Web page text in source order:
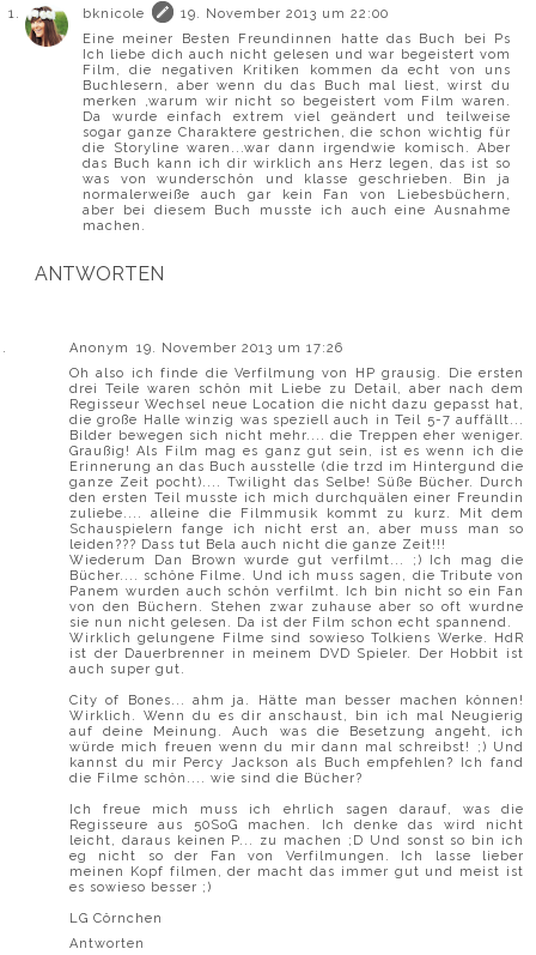
bknicole
19. November 2013 um 22:00
Eine meiner Besten Freundinnen hatte das Buch bei Ps
Ich liebe dich auch nicht gelesen und war begeistert vom
Film, die negativen Kritiken kommen da echt von uns
Buchlesern, aber wenn du das Buch mal liest, wirst du
merken ,warum wir nicht so begeistert vom Film waren.
Da wurde einfach extrem viel geändert und teilweise
sogar ganze Charaktere gestrichen, die schon wichtig für
die Storyline waren...war dann irgendwie komisch. Aber
das Buch kann ich dir wirklich ans Herz legen, das ist so
was von wunderschön und klasse geschrieben. Bin ja
normalerweiße auch gar kein Fan von Liebesbüchern,
aber bei diesem Buch musste ich auch eine Ausnahme
machen.
ANTWORTEN
Anonym
19. November 2013 um 17:26
Oh also ich finde die Verfilmung von HP grausig. Die ersten
drei Teile waren schön mit Liebe zu Detail, aber nach dem
Regisseur Wechsel neue Location die nicht dazu gepasst hat,
die große Halle winzig was speziell auch in Teil 5-7 auffällt...
Bilder bewegen sich nicht mehr.... die Treppen eher weniger.
Graußig! Als Film mag es ganz gut sein, ist es wenn ich die
Erinnerung an das Buch ausstelle (die trzd im Hintergund die
ganze Zeit pocht).... Twilight das Selbe! Süße Bücher. Durch
den ersten Teil musste ich mich durchquälen einer Freundin
zuliebe.... alleine die Filmmusik kommt zu kurz. Mit dem
Schauspielern fange ich nicht erst an, aber muss man so
leiden??? Dass tut Bela auch nicht die ganze Zeit!!!
Wiederum Dan Brown wurde gut verfilmt... ;) Ich mag die
Bücher.... schöne Filme. Und ich muss sagen, die Tribute von
Panem wurden auch schön verfilmt. Ich bin nicht so ein Fan
von den Büchern. Stehen zwar zuhause aber so oft wurdne
sie nun nicht gelesen. Da ist der Film schon echt spannend.
Wirklich gelungene Filme sind sowieso Tolkiens Werke. HdR
ist der Dauerbrenner in meinem DVD Spieler. Der Hobbit ist
auch super gut.
City of Bones... ahm ja. Hätte man besser machen können!
Wirklich. Wenn du es dir anschaust, bin ich mal Neugierig
auf deine Meinung. Auch was die Besetzung angeht, ich
würde mich freuen wenn du mir dann mal schreibst! ;) Und
kannst du mir Percy Jackson als Buch empfehlen? Ich fand
die Filme schön.... wie sind die Bücher?
Ich freue mich muss ich ehrlich sagen darauf, was die
Regisseure aus 50SoG machen. Ich denke das wird nicht
leicht, daraus keinen P... zu machen ;D Und sonst so bin ich
eg nicht so der Fan von Verfilmungen. Ich lasse lieber
meinen Kopf filmen, der macht das immer gut und meist ist
es sowieso besser ;)
LG Cörnchen
Antworten